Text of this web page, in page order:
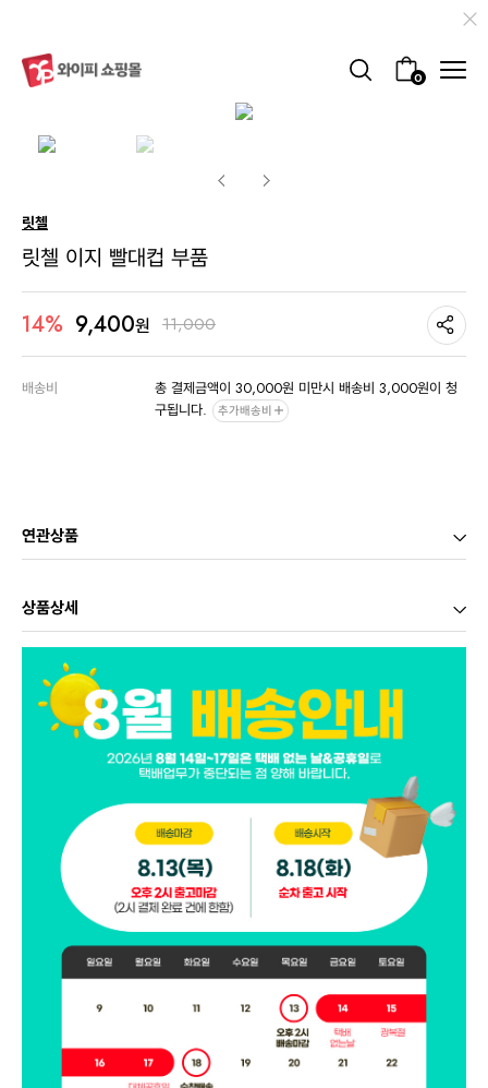
0
릿첼
릿첼 이지 빨대컵 부품
14% 9,400원 11,000
배송비
총 결제금액이 30,000원 미만시 배송비 3,000원이 청
구됩니다.
추가배송비
연관상품
상품상세